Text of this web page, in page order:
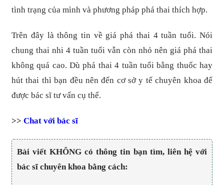
tình trạng của mình và phương pháp phá thai thích hợp.
Trên đây là thông tin về giá phá thai 4 tuần tuổi. Nói
chung thai nhi 4 tuần tuổi vẫn còn nhỏ nên giá phá thai
không quá cao. Dù phá thai 4 tuần tuổi bằng thuốc hay
hút thai thì bạn đều nên đến cơ sở y tế chuyên khoa để
được bác sĩ tư vấn cụ thể.
>>Chat với bác sĩ
Bài viết KHÔNG có thông tin bạn tìm, liên hệ với
bác sĩ chuyên khoa bằng cách: